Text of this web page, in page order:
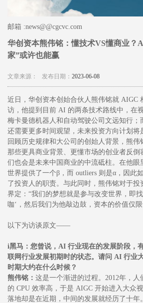
邮箱 :news@@cgcvc.com
华创资本熊伟铭：懂技术VS懂商业？
家”或许也能赢
文章来源： 发布日期： 2023-06-08
近日，华创资本创始合伙人熊伟铭就 AIGC
访，他提到目前 AI 的两条技术路线中，在
梅卡曼德机器人和自动驾驶公司文远知行；
还需要更多时间观望，未来投资方向计划将
回顾历史规律和大公司的创始人背景，熊伟
那些更具商业背景、更懂市场的创业者反倒
们也会是未来中国商业的中流砥柱。在他眼
世界提供了一个β，而 outliers 则是α，因此
了投资人的职责。与此同时，熊伟铭对于投
界定：“我们的梦想就是参与改变世界，即
咖‘，然后我们为他敲边鼓，资本的价值仅
以下为访谈原文——
i黑马：您曾说，AI 行业现在的发展阶段，
联网行业发展初期时的状态。请问 AI 行业
时期大约在什么时候？
熊伟铭： 这是一个渐进的过程。2012年，人
的 CPU 效率高，于是 AIGC 开始进入大众
落地却是在近期，中间的发展就经历了十年。